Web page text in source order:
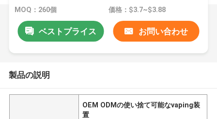
MOQ：260個 価格：$3.7~$3.88
ベストプライス お問い合わせ
製品の説明
OEM ODMの使い捨て可能なvaping装
置